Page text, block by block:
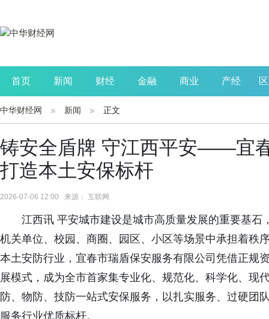
首页 新闻 财经 金融 商业 产经
公司 生活 读书
中华财经网 新闻 正文
铸安全盾牌 守江西平安——宜
打造本土安保标杆
2026-07-06 12:00 来源： 互联网
江西讯 平安城市建设是城市高质量发展的重要基
机关单位、校园、商圈、园区、小区等场景中承担着秩
本土安防行业，宜春市瑞盾保安服务有限公司凭借正规
展模式，成为全市首家集专业化、规范化、科学化、现
防、物防、技防一站式安保服务，以扎实服务、过硬团
服务行业优质标杆。